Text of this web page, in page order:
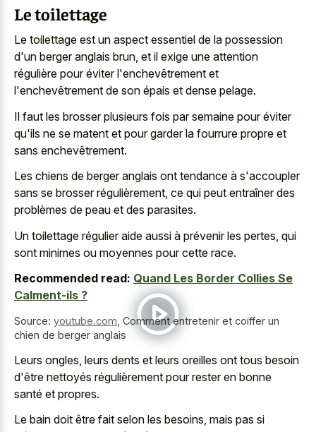
Le toilettage
Le toilettage est un aspect essentiel de la possession
d'un berger anglais brun, et il exige une attention
régulière pour éviter l'enchevêtrement et
l'enchevêtrement de son épais et dense pelage.
Il faut les brosser plusieurs fois par semaine pour éviter
qu'ils ne se matent et pour garder la fourrure propre et
sans enchevêtrement.
Les chiens de berger anglais ont tendance à s'accoupler
sans se brosser régulièrement, ce qui peut entraîner des
problèmes de peau et des parasites.
Un toilettage régulier aide aussi à prévenir les pertes, qui
sont minimes ou moyennes pour cette race.
Recommended read: Quand Les Border Collies Se
Calment-ils ?
Source: youtube.com Comment entretenir et coiffer un
chien de berger anglais
Leurs ongles, leurs dents et leurs oreilles ont tous besoin
d'être nettoyés régulièrement pour rester en bonne
santé et propres.
Le bain doit être fait selon les besoins, mais pas si